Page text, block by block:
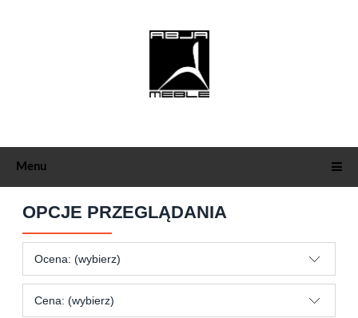
Menu
OPCJE PRZEGLĄDANIA
Ocena: (wybierz)
Cena: (wybierz)